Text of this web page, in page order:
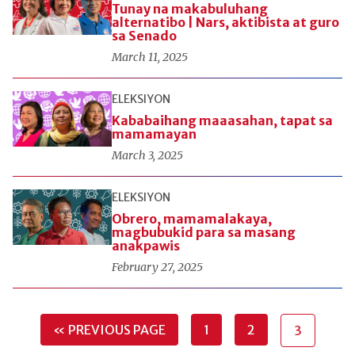
Tunay na makabuluhang
alternatibo | Nars, aktibista at guro
sa Senado
March 11, 2025
ELEKSIYON
Kababaihang maaasahan, tapat sa
mamamayan
March 3, 2025
ELEKSIYON
Obrero, mamamalakaya,
magbubukid para sa masang
anakpawis
February 27, 2025
« PREVIOUS PAGE 1 2 3